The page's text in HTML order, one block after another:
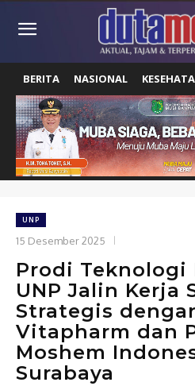
BERITA NASIONAL
UNP
15 Desember 2025
Prodi Teknologi
UNP Jalin Kerja
Strategis
Vitapharm dan
Moshem
Surabaya